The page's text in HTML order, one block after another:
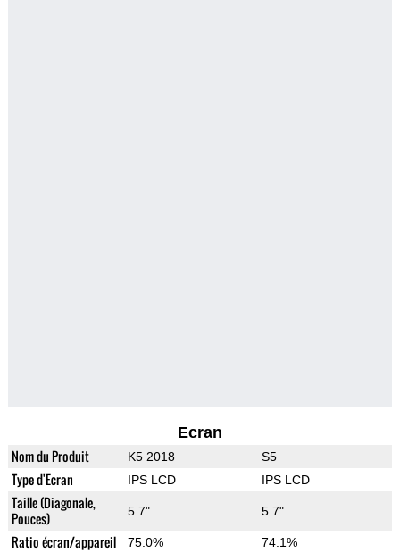
Ecran
Nom du Produit K5 2018 S5
Type d'Ecran IPS LCD IPS LCD
Taille (Diagonale,
Pouces)
5.7" 5.7"
Ratio écran/appareil 75.0% 74.1%